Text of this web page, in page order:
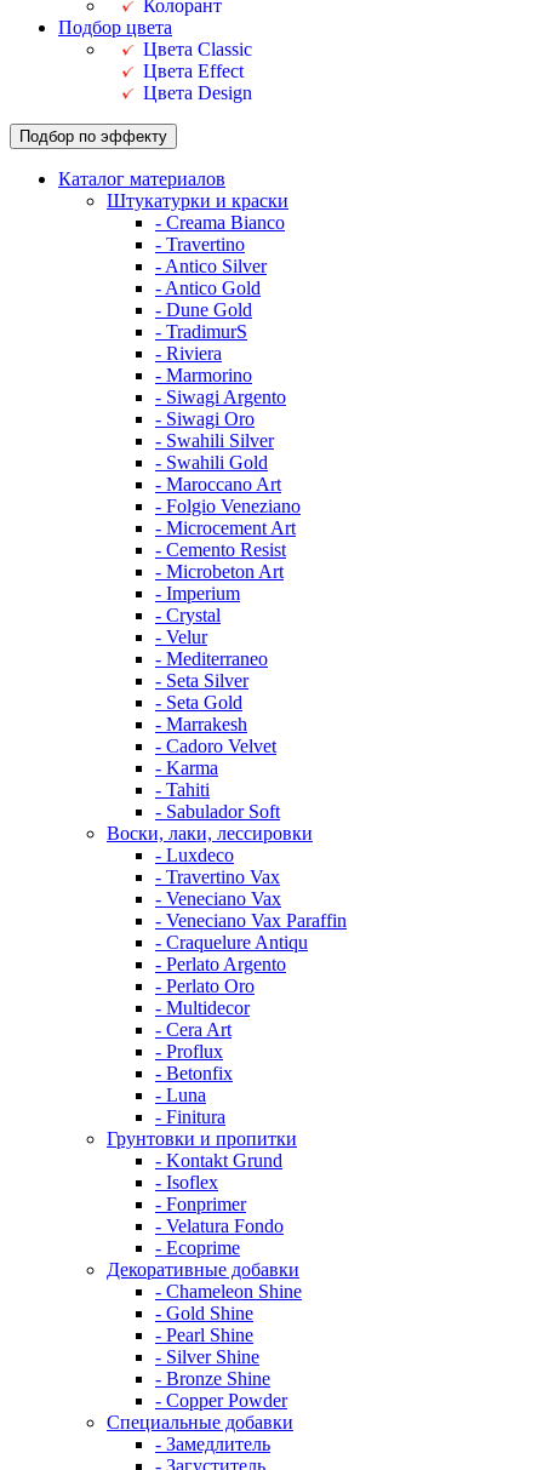
Колорант
Подбор цвета
Цвета Classic
Цвета Effect
Цвета Design
Подбор по эффекту
Каталог материалов
Штукатурки и краски
- Creama Bianco
- Travertino
- Antico Silver
- Antico Gold
- Dune Gold
- TradimurS
- Riviera
- Marmorino
- Siwagi Argento
- Siwagi Oro
- Swahili Silver
- Swahili Gold
- Maroccano Art
- Folgio Veneziano
- Microcement Art
- Cemento Resist
- Microbeton Art
- Imperium
- Crystal
- Velur
- Mediterraneo
- Seta Silver
- Seta Gold
- Marrakesh
- Cadoro Velvet
- Karma
- Tahiti
- Sabulador Soft
Воски, лаки, лессировки
- Luxdeco
- Travertino Vax
- Veneciano Vax
- Veneciano Vax Paraffin
- Craquelure Antiqu
- Perlato Argento
- Perlato Oro
- Multidecor
- Cera Art
- Proflux
- Betonfix
- Luna
- Finitura
Грунтовки и пропитки
- Kontakt Grund
- Isoflex
- Fonprimer
- Velatura Fondo
- Ecoprime
Декоративные добавки
- Chameleon Shine
- Gold Shine
- Pearl Shine
- Silver Shine
- Bronze Shine
- Copper Powder
Специальные добавки
- Замедлитель
- Загуститель